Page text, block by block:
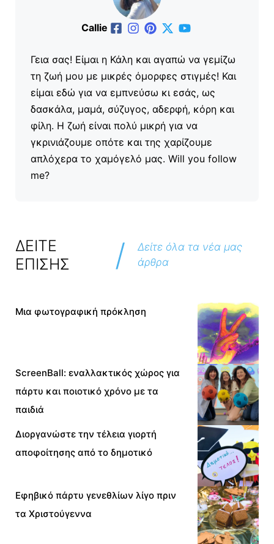
Callie
Γεια σας! Είμαι η Κάλη και αγαπώ να γεμίζω
τη ζωή μου με μικρές όμορφες στιγμές! Και
είμαι εδώ για να εμπνεύσω κι εσάς, ως
δασκάλα, μαμά, σύζυγος, αδερφή, κόρη και
φίλη. Η ζωή είναι πολύ μικρή για να
γκρινιάζουμε οπότε και της χαρίζουμε
απλόχερα το χαμόγελό μας. Will you follow
me?
ΔΕΙΤΕ
ΕΠΙΣΗΣ
/
Δείτε όλα τα νέα μας
άρθρα
Μια φωτογραφική πρόκληση
ScreenBall: εναλλακτικός χώρος για
πάρτυ και ποιοτικό χρόνο με τα
παιδιά
Διοργανώστε την τέλεια γιορτή
αποφοίτησης από το δημοτικό
Εφηβικό πάρτυ γενεθλίων λίγο πριν
τα Χριστούγεννα